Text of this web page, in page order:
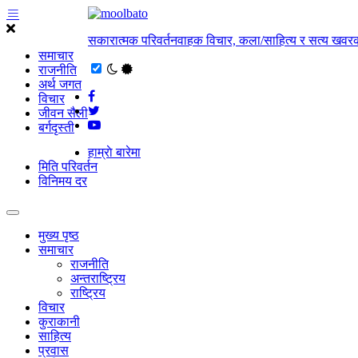
समाचार
राजनीति
अर्थ जगत
विचार
जीवन सैली
बर्गदृस्ती
सकारात्मक परिवर्तनवाहक विचार, कला/साहित्य र सत्य
हाम्राे बारेमा
मिति परिवर्तन
विनिमय दर
मुख्य पृष्ठ
समाचार
राजनीति
अन्तराष्ट्रिय
राष्ट्रिय
विचार
कुराकानी
साहित्य
प्रवास